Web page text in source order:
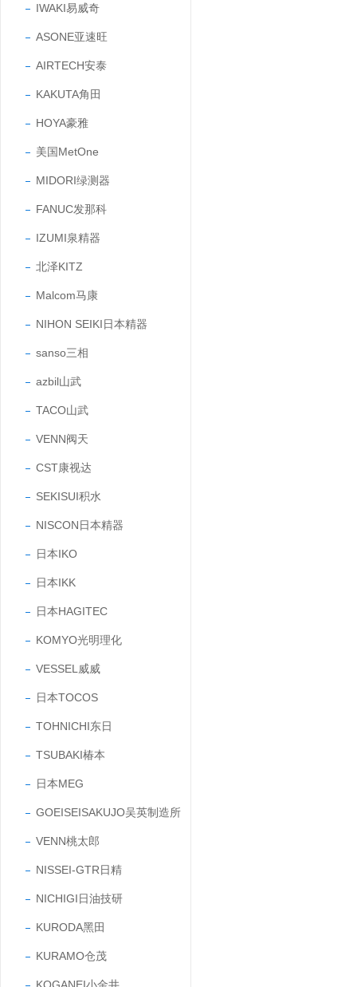
IWAKI易威奇
ASONE亚速旺
AIRTECH安泰
KAKUTA角田
HOYA豪雅
美国MetOne
MIDORI绿测器
FANUC发那科
IZUMI泉精器
北泽KITZ
Malcom马康
NIHON SEIKI日本精器
sanso三相
azbil山武
TACO山武
VENN阀天
CST康视达
SEKISUI积水
NISCON日本精器
日本IKO
日本IKK
日本HAGITEC
KOMYO光明理化
VESSEL威威
日本TOCOS
TOHNICHI东日
TSUBAKI椿本
日本MEG
GOEISEISAKUJO吴英制造所
VENN桃太郎
NISSEI-GTR日精
NICHIGI日油技研
KURODA黑田
KURAMO仓茂